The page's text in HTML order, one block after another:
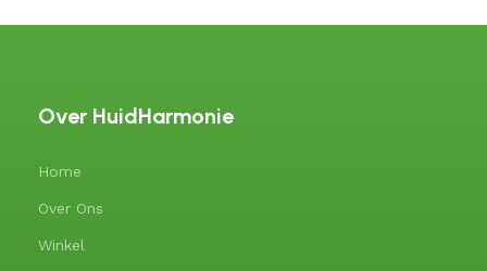
Over HuidHarmonie
Home
Over Ons
Winkel